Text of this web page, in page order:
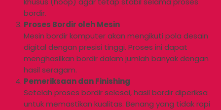
bordir.
Proses Bordir oleh Mesin
Mesin bordir komputer akan mengikuti pola desain
digital dengan presisi tinggi. Proses ini dapat
menghasilkan bordir dalam jumlah banyak dengan
hasil seragam.
Pemeriksaan dan Finishing
Setelah proses bordir selesai, hasil bordir diperiksa
untuk memastikan kualitas. Benang yang tidak rapi